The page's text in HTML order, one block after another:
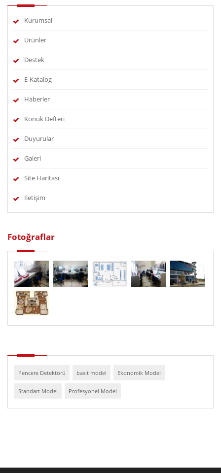
Kurumsal
Ürünler
Destek
E-Katalog
Haberler
Konuk Defteri
Duyurular
Galeri
Site Haritası
İletişim
Fotoğraflar
Pencere Detektörü basit model Ekonomik Model
Standart Model Profesyonel Model